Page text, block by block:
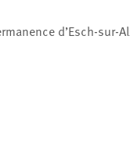
d’Esch-sur-